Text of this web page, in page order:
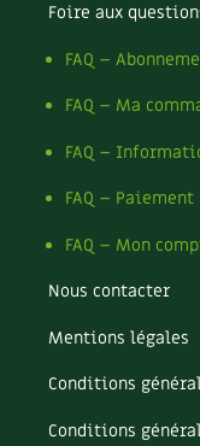
Foire aux
FAQ –
FAQ – Ma
FAQ –
FAQ – Paiement
FAQ – Mon
Nous contacter
Mentions légales
Conditions
Conditions